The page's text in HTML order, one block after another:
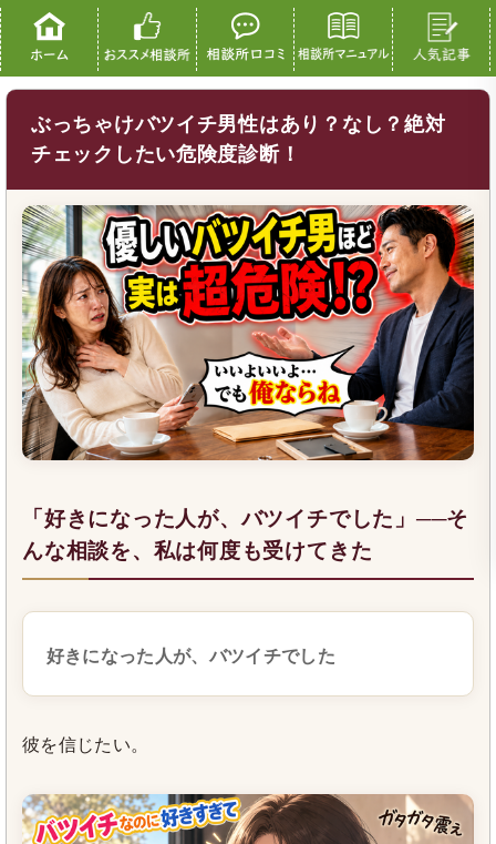
ぶっちゃけバツイチ男性はあり？なし？絶対
チェックしたい危険度診断！
「好きになった人が、バツイチでした」──そ
んな相談を、私は何度も受けてきた
好きになった人が、バツイチでした
彼を信じたい。